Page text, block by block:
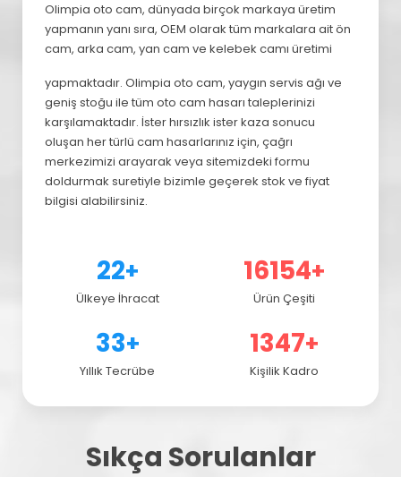
Olimpia oto cam, dünyada birçok markaya üretim
yapmanın yanı sıra, OEM olarak tüm markalara ait ön
cam, arka cam, yan cam ve kelebek camı üretimi
yapmaktadır. Olimpia oto cam, yaygın servis ağı ve
geniş stoğu ile tüm oto cam hasarı taleplerinizi
karşılamaktadır. İster hırsızlık ister kaza sonucu
oluşan her türlü cam hasarlarınız için, çağrı
merkezimizi arayarak veya sitemizdeki formu
doldurmak suretiyle bizimle geçerek stok ve fiyat
bilgisi alabilirsiniz.
29+
Ülkeye İhracat
21440+
Ürün Çeşiti
43+
Yıllık Tecrübe
1787+
Kişilik Kadro
Sıkça Sorulanlar